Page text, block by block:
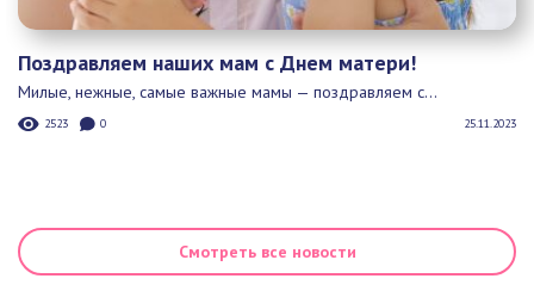
Поздравляем наших мам с Днем матери!
Милые, нежные, самые важные мамы — поздравляем с...
2523 0 25.11.2023
Смотреть все новости